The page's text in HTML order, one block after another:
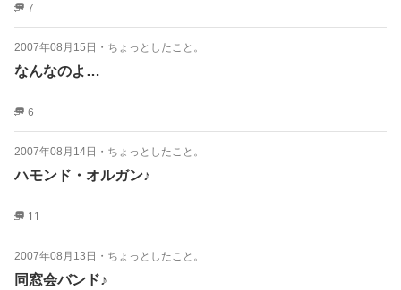
7
2007年08月15日 ・ ちょっとしたこと。
なんなのよ…
6
2007年08月14日 ・ ちょっとしたこと。
ハモンド・オルガン♪
11
2007年08月13日 ・ ちょっとしたこと。
同窓会バンド♪